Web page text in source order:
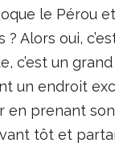
le Pérou
? Alors oui,
c’est un
un endroit
en prenant
tôt et